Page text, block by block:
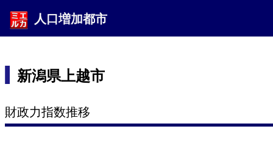
人口増加都市
新潟県上越市
財政力指数推移